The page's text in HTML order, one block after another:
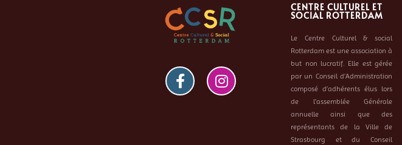
CENTRE CULTUREL ET
SOCIAL ROTTERDAM
Le Centre Culturel & social
Rotterdam est une association à
but non lucratif. Elle est gérée
par un Conseil d’Administration
composé d’adhérents élus lors
de l’assemblée Générale
annuelle ainsi que des
représentants de la Ville de
Strasbourg et du Conseil